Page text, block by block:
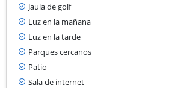
Jaula de golf
Luz en la mañana
Luz en la tarde
Parques cercanos
Patio
Sala de internet